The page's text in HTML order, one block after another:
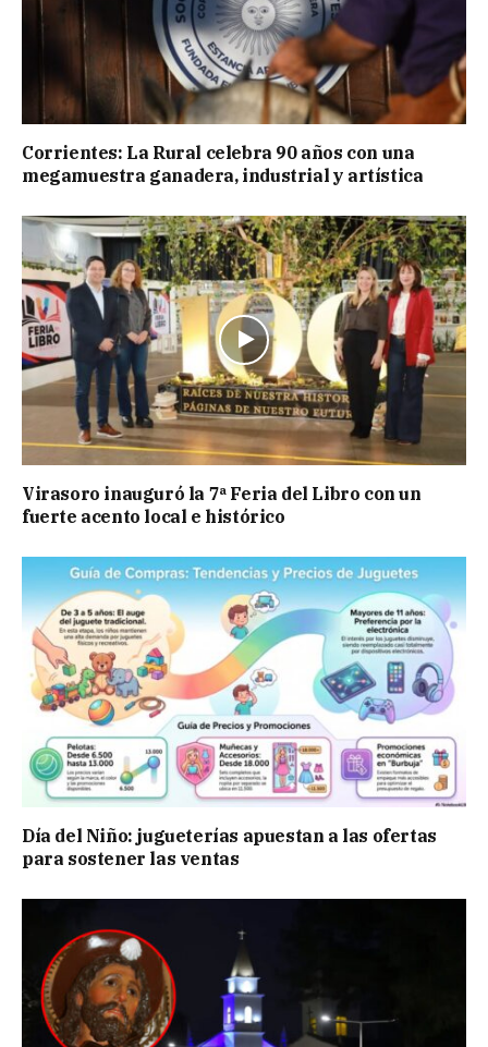
Corrientes: La Rural celebra 90 años con una
megamuestra ganadera, industrial y artística
Virasoro inauguró la 7ª Feria del Libro con un
fuerte acento local e histórico
Día del Niño: jugueterías apuestan a las ofertas
para sostener las ventas